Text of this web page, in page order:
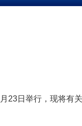
23日举行，现将有